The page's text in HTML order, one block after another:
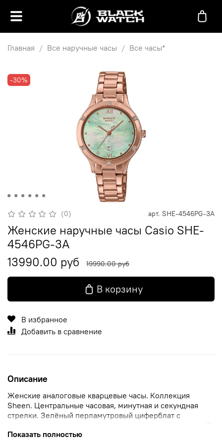
Главная Все наручные часы Все часы*
-30%
(0) арт. SHE-4546PG-3A
Женские наручные часы Casio SHE-
4546PG-3A
13990.00 руб
19990.00 руб
В корзину
В избранное
Добавить в сравнение
Описание
Женские аналоговые кварцевые часы. Коллекция
Sheen. Центральные часовая, минутная и секундная
стрелки. Зелёный перламутровый циферблат с
часовыми метками в виде точек и двух римских цифр 12
и 6. Циферблат украшен кристаллом. Окошко даты в
Показать полностью